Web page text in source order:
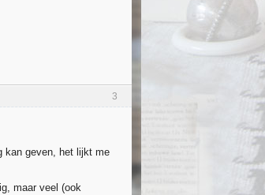
3
kan geven, het lijkt me
maar veel (ook